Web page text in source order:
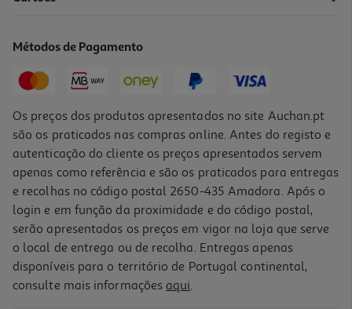
Máquina De Lavar Loiça Lg Df273fw Branco 14 Conjuntos Classe A
Métodos de Pagamento
Os preços dos produtos apresentados no site Auchan.pt
são os praticados nas compras online. Antes do registo e
autenticação do cliente os preços apresentados servem
apenas como referência e são os praticados para entregas
e recolhas no código postal 2650-435 Amadora. Após o
login e em função da proximidade e do código postal,
serão apresentados os preços em vigor na loja que serve
o local de entrega ou de recolha. Entregas apenas
disponíveis para o território de Portugal continental,
consulte mais informações aqui.